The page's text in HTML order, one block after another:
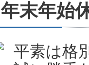
年末年始
平素は格